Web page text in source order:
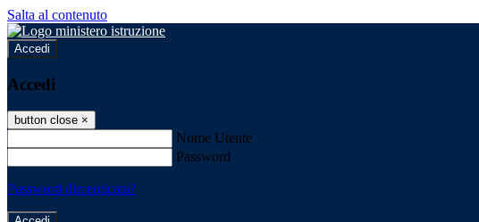
Salta al contenuto
Accedi
Accedi
button close ×
Nome Utente
Password
Password dimenticata?